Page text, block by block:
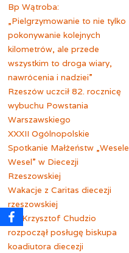
Bp Wątroba:
„Pielgrzymowanie to nie tylko
pokonywanie kolejnych
kilometrów, ale przede
wszystkim to droga wiary,
nawrócenia i nadziei”
Rzeszów uczcił 82. rocznicę
wybuchu Powstania
Warszawskiego
XXXII Ogólnopolskie
Spotkanie Małżeństw „Wesele
Wesel” w Diecezji
Rzeszowskiej
Wakacje z Caritas diecezji
rzeszowskiej
Bp Krzysztof Chudzio
rozpoczął posługę biskupa
koadiutora diecezji